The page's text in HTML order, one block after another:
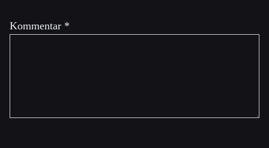
Kommentar *